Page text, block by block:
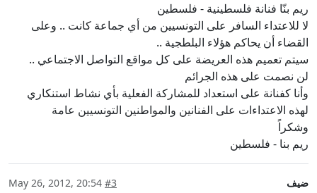
ريم بنّا فنانة فلسطينية - فلسطين
لا للاعتداء السافر على التونسيين من أي جماعة كانت .. وعلى
القضاء أن يحاكم هؤلاء البلطجية ..
سيتم تعميم هذه العريضة على كل مواقع التواصل الاجتماعي ..
لن نصمت على هذه الجرائم
وأنا كفنانة على استعداد للمشاركة الفعلية بأي نشاط استنكاري
لهذه الاعتداءات على الفنانين والمواطنين التونسيين عامة
وشكراً
ريم بنا - فلسطين
ضيف #3